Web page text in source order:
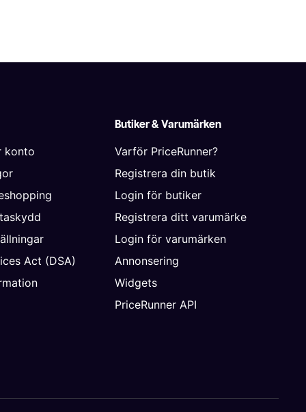
konto
Act (DSA)
Butiker & Varumärken
Varför PriceRunner?
Registrera din butik
Login för butiker
Registrera ditt varumärke
Login för varumärken
Annonsering
Widgets
PriceRunner API